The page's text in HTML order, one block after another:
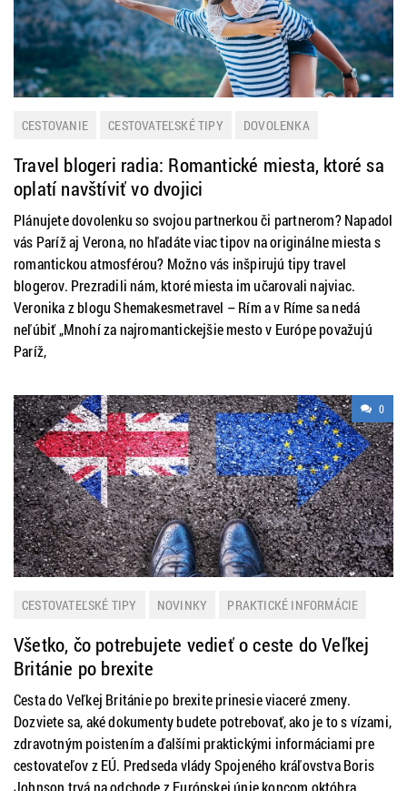
CESTOVANIE CESTOVATEĽSKÉ TIPY
DOVOLENKA
TIP NA VÝLET
Travel blogeri radia: Romantické miesta, ktoré sa
oplatí navštíviť vo dvojici
Plánujete dovolenku so svojou partnerkou či partnerom? Napadol
vás Paríž aj Verona, no hľadáte viac tipov na originálne miesta s
romantickou atmosférou? Možno vás inšpirujú tipy travel
blogerov. Prezradili nám, ktoré miesta im učarovali najviac.
Veronika z blogu Shemakesmetravel – Rím a v Ríme sa nedá
neľúbiť „Mnohí za najromantickejšie mesto v Európe považujú
Paríž,
0
CESTOVATEĽSKÉ TIPY NOVINKY PRAKTICKÉ INFORMÁCIE
Všetko, čo potrebujete vedieť o ceste do Veľkej
Británie po brexite
Cesta do Veľkej Británie po brexite prinesie viaceré zmeny.
Dozviete sa, aké dokumenty budete potrebovať, ako je to s vízami,
zdravotným poistením a ďalšími praktickými informáciami pre
cestovateľov z EÚ. Predseda vlády Spojeného kráľovstva Boris
Johnson trvá na odchode z Európskej únie koncom októbra.